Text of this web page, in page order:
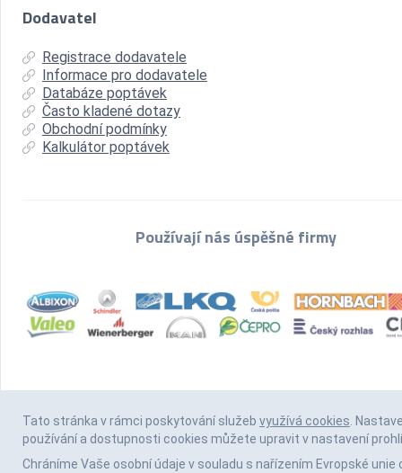
Dodavatel
Registrace dodavatele
Informace pro dodavatele
Databáze poptávek
Často kladené dotazy
Obchodní podmínky
Kalkulátor poptávek
Používají nás úspěšné firmy
Tato stránka v rámci poskytování služeb využívá cookies.
používání a dostupnosti cookies můžete upravit v nastavení
Chráníme Vaše osobní údaje v souladu s nařízením Evropské unie